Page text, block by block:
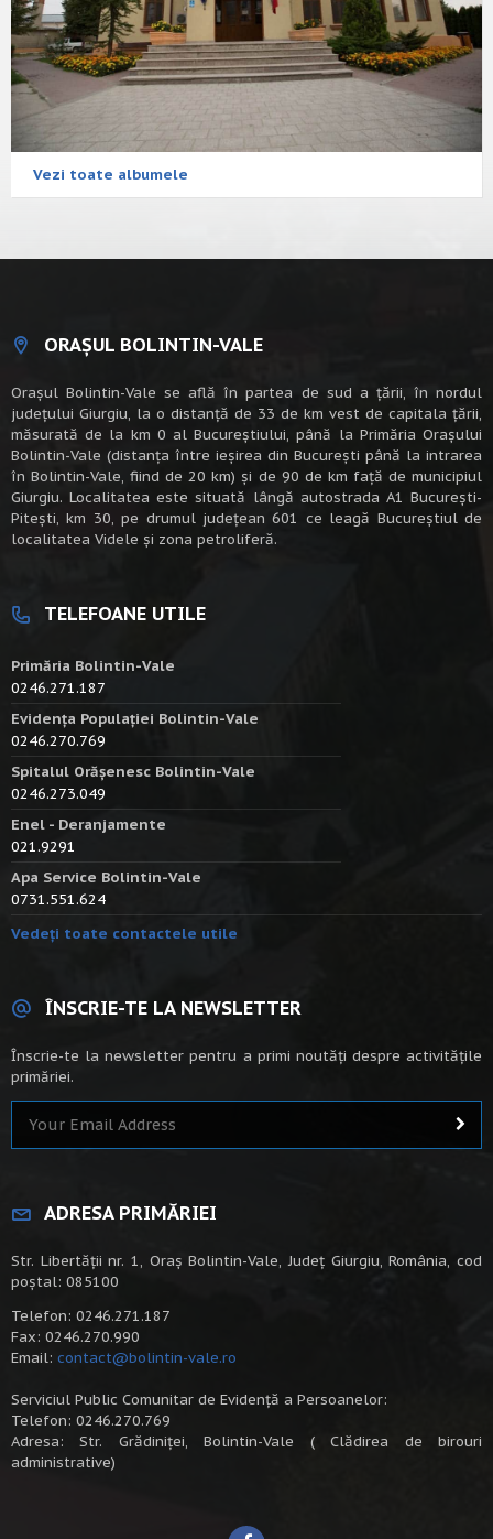
Vezi toate albumele
ORAȘUL BOLINTIN-VALE
Oraşul Bolintin-Vale se află în partea de sud a ţării, în nordul
judeţului Giurgiu, la o distanţă de 33 de km vest de capitala țării,
măsurată de la km 0 al Bucureștiului, până la Primăria Orașului
Bolintin-Vale (distanța între ieșirea din București până la intrarea
în Bolintin-Vale, fiind de 20 km) şi de 90 de km faţă de municipiul
Giurgiu. Localitatea este situată lângă autostrada A1 Bucureşti-
Piteşti, km 30, pe drumul judeţean 601 ce leagă Bucureştiul de
localitatea Videle şi zona petroliferă.
TELEFOANE UTILE
Primăria Bolintin-Vale
0246.271.187
Evidența Populației Bolintin-Vale
0246.270.769
Spitalul Orășenesc Bolintin-Vale
0246.273.049
Enel - Deranjamente
021.9291
Apa Service Bolintin-Vale
0731.551.624
Vedeți toate contactele utile
ÎNSCRIE-TE LA NEWSLETTER
Înscrie-te la newsletter pentru a primi noutăți despre activitățile
primăriei.
ADRESA PRIMĂRIEI
Str. Libertății nr. 1, Oraș Bolintin-Vale, Județ Giurgiu, România, cod
poștal: 085100
Telefon: 0246.271.187
Fax: 0246.270.990
Email: contact@bolintin-vale.ro
Serviciul Public Comunitar de Evidență a Persoanelor:
Telefon: 0246.270.769
Adresa: Str. Grădiniței, Bolintin-Vale ( Clădirea de birouri
administrative)